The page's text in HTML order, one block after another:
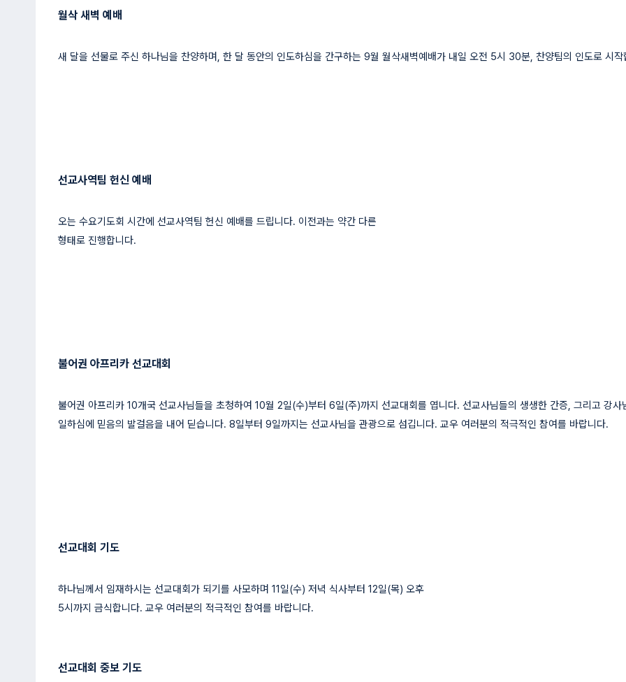
월삭 새벽 예배
새 달을 선물로 주신 하나님을 찬양하며, 한 달 동안의 인도하심을 간구하는 9월 월삭새벽예배가 내일 오전 5시 30분, 찬양팀의 인도로 시작
선교사역팀 헌신 예배
오는 수요기도회 시간에 선교사역팀 헌신 예배를 드립니다. 이전과는 약간 다른
형태로 진행합니다.
불어권 아프리카 선교대회
불어권 아프리카 10개국 선교사님들을 초청하여 10월 2일(수)부터 6일(주)까지 선교대회를 엽니다. 선교사님들의 생생한 간증, 그리고 강
일하심에 믿음의 발걸음을 내어 딛습니다. 8일부터 9일까지는 선교사님을 관광으로 섬깁니다. 교우 여러분의 적극적인 참여를 바랍니다.
선교대회 기도
하나님께서 임재하시는 선교대회가 되기를 사모하며 11일(수) 저녁 식사부터 12일(목) 오후
5시까지 금식합니다. 교우 여러분의 적극적인 참여를 바랍니다.
선교대회 중보 기도